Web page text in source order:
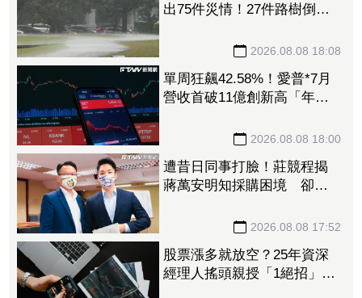
出75件災情！27件路樹倒
2026.08.08 18:08
單周狂飆42.58%！愛普*7月
營收首破11億創新高「年增
2026.08.08 18:00
遭昔日同事打臉！莊競程揭
蔣萬安明知採購困境 卻仍
2026.08.08 17:52
股票漲多就放空？25年資深
經理人搖頭親授「1絕招」抓